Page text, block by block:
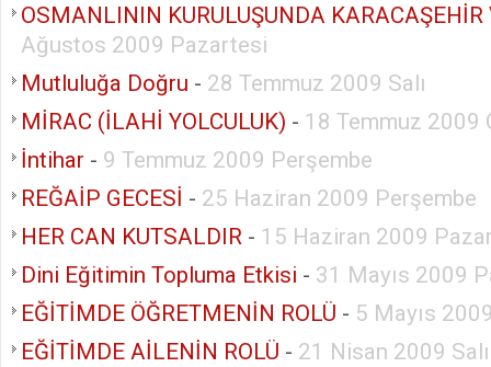
OSMANLININ KURULUŞUNDA KARACAŞEHİR
Ağustos 2009 Pazartesi
Mutluluğa Doğru - 28 Temmuz 2009 Salı
MİRAC (İLAHİ YOLCULUK) - 18 Temmuz 2009
İntihar - 9 Temmuz 2009 Perşembe
REĞAİP GECESİ - 25 Haziran 2009 Perşembe
HER CAN KUTSALDIR - 15 Haziran 2009
Dini Eğitimin Topluma Etkisi - 31 Mayıs 2009
EĞİTİMDE ÖĞRETMENİN ROLÜ - 5 Mayıs
EĞİTİMDE AİLENİN ROLÜ - 21 Nisan 2009 Salı